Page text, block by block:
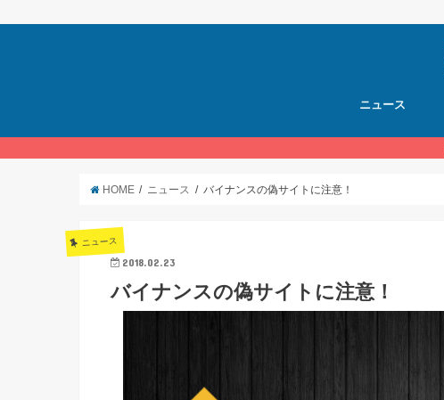
ニュース
HOME ニュース バイナンスの偽サイトに注意！
ニュース
2018.02.23
バイナンスの偽サイトに注意！